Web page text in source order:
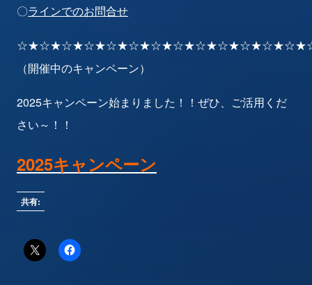
〇ラインでのお問合せ
（開催中のキャンペーン）
2025キャンペーン始まりました！！ぜひ、ご活用くだ
さい～！！
2025キャンペーン
共有: